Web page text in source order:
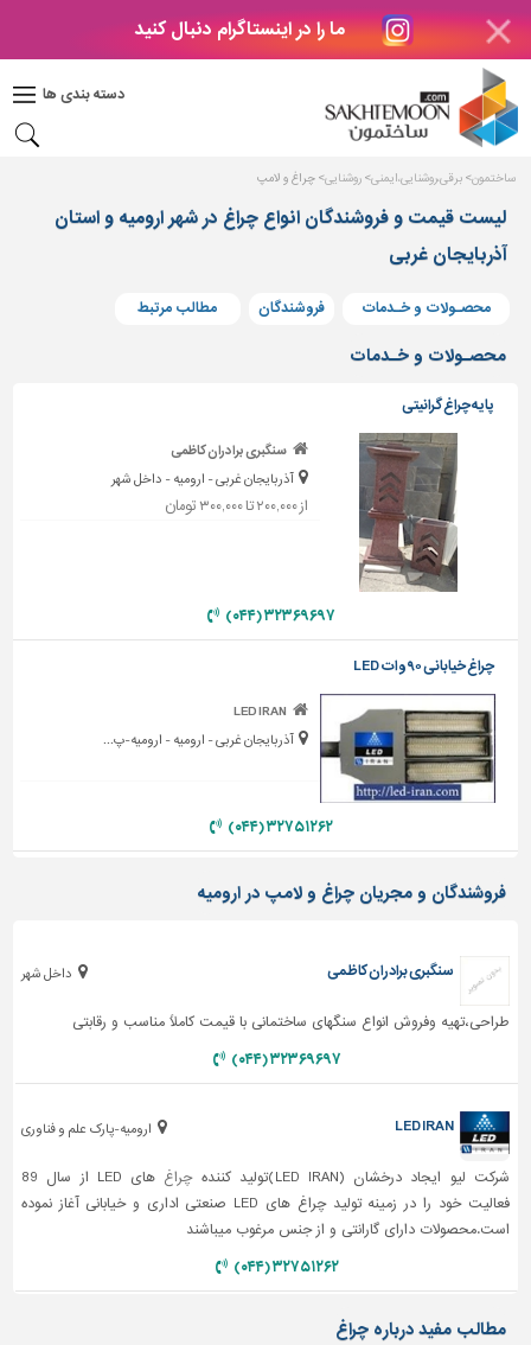
ما را در اینستاگرام دنبال کنید
دسته بندی ها
دکوراسیون
بتن
های
بتنی
درب
پنجره
مصالح
پله،
نرده
و
حفاظ
دیوارپوش،
کفپوش
و
سرویس
بهداشتی
ابزار،یراق
و
ماشین
آلات
برقی،روشنایی،ایمنی
محوطه
نما
و
ساختمان
شهرسازی،
ترافیک
و
سازه
سایر
ساختمون برقی،روشنایی،ایمنی روشنایی چراغ و لامپ
لیست قیمت و فروشندگان انواع چراغ در شهر ارومیه و استان
آذربایجان غربی
محصـولات و خـدمات فروشندگان مطالب مرتبط
محصـولات و خـدمات
پایه چراغ گرانیتی
سنگبری برادران کاظمی
آذربایجان غربی - ارومیه - داخل شهر
از ۲۰۰,۰۰۰ تا ۳۰۰,۰۰۰ تومان
۳۲۳۶۹۶۹۷ (۰۴۴)
چراغ خیابانی ۹۰ وات LED
LED IRAN
آذربایجان غربی - ارومیه - ارومیه-پ...
۳۲۷۵۱۲۶۲ (۰۴۴)
فروشندگان و مجریان چراغ و لامپ در ارومیه
داخل شهر سنگبری برادران کاظمی
طراحی،تهیه وفروش انواع سنگهای ساختمانی با قیمت کاملاً مناسب و رقابتی
۳۲۳۶۹۶۹۷ (۰۴۴)
ارومیه-پارک علم و فناوری LED IRAN
شرکت لیو ایجاد درخشان (LED IRAN)تولید کننده چراغ
های LED از سال 89
فعالیت خود را در زمینه تولید چراغ های LED صنعتی اداری و خیابانی آغاز نموده
است.محصولات دارای گارانتی و از جنس مرغوب میباشند
۳۲۷۵۱۲۶۲ (۰۴۴)
مطالب مفید درباره چراغ